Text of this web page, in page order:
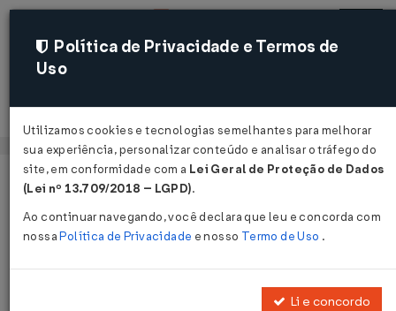
Acessar
Página Inicial Notícias
Notícias
Disponibilizamos as últimas notícias e destaques publicadas pelo
Política de Privacidade e Termos de
Uso
Utilizamos cookies e tecnologias semelhantes para melhorar
sua experiência, personalizar conteúdo e analisar o tráfego do
site, em conformidade com a Lei Geral de Proteção de Dados
(Lei nº 13.709/2018 – LGPD).
Ao continuar navegando, você declara que leu e concorda com
nossaPolítica de Privacidade e nosso Termo de Uso .
Li e concordo